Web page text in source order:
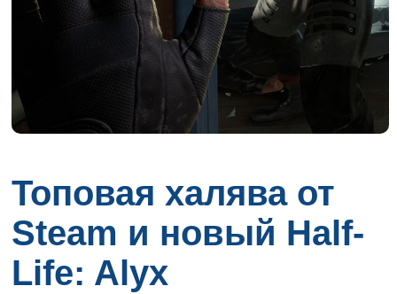
Топовая халява от
Steam и новый Half-
Life: Alyx